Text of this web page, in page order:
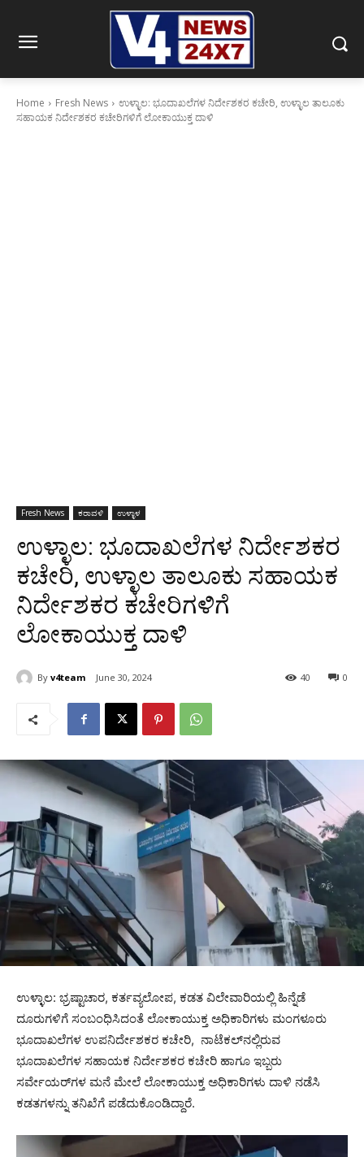
Home Fresh News
ಉಳ್ಳಾಲ: ಭೂದಾಖಲೆಗಳ ನಿರ್ದೇಶಕರ ಕಚೇರಿ, ಉಳ್ಳಾಲ ತಾಲೂಕು
ಸಹಾಯಕ ನಿರ್ದೇಶಕರ ಕಚೇರಿಗಳಿಗೆ ಲೋಕಾಯುಕ್ತ ದಾಳಿ
Fresh News ಕರಾವಳಿ ಉಳ್ಳಾಳ
ಉಳ್ಳಾಲ: ಭೂದಾಖಲೆಗಳ ನಿರ್ದೇಶಕರ
ಕಚೇರಿ, ಉಳ್ಳಾಲ ತಾಲೂಕು ಸಹಾಯಕ
ನಿರ್ದೇಶಕರ ಕಚೇರಿಗಳಿಗೆ
ಲೋಕಾಯುಕ್ತ ದಾಳಿ
By v4team June 30, 2024 0
40
ಉಳ್ಳಾಲ: ಭ್ರಷ್ಟಾಚಾರ, ಕರ್ತವ್ಯಲೋಪ, ಕಡತ ವಿಲೇವಾರಿಯಲ್ಲಿ ಹಿನ್ನೆಡೆ
ದೂರುಗಳಿಗೆ ಸಂಬಂಧಿಸಿದಂತೆ ಲೋಕಾಯುಕ್ತ ಅಧಿಕಾರಿಗಳು ಮಂಗಳೂರು
ಭೂದಾಖಲೆಗಳ ಉಪನಿರ್ದೇಶಕರ ಕಚೇರಿ, ನಾಟೆಕಲ್‌ನಲ್ಲಿರುವ
ಭೂದಾಖಲೆಗಳ ಸಹಾಯಕ ನಿರ್ದೇಶಕರ ಕಚೇರಿ ಹಾಗೂ ಇಬ್ಬರು
ಸರ್ವೇಯರ್‌ಗಳ ಮನೆ ಮೇಲೆ ಲೋಕಾಯುಕ್ತ ಅಧಿಕಾರಿಗಳು ದಾಳಿ ನಡೆಸಿ
ಕಡತಗಳನ್ನು ತನಿಖೆಗೆ ಪಡೆದುಕೊಂಡಿದ್ದಾರೆ.